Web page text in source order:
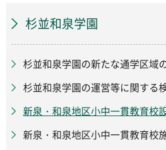
杉並和泉学園
杉並和泉学園の新たな通学区域
杉並和泉学園の運営等に関する
新泉・和泉地区小中一貫教育校
新泉・和泉地区小中一貫教育校